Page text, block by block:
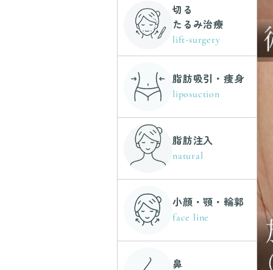
切る
たるみ治療
lift-surgery
脂肪吸引・痩身
liposuction
脂肪注入
natural
小顔・顎・輪郭
face line
鼻